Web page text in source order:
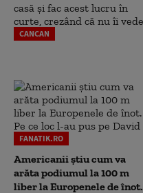
CANCAN
FANATIK.RO
Americanii știu cum va
arăta podiumul la 100 m
liber la Europenele de înot.